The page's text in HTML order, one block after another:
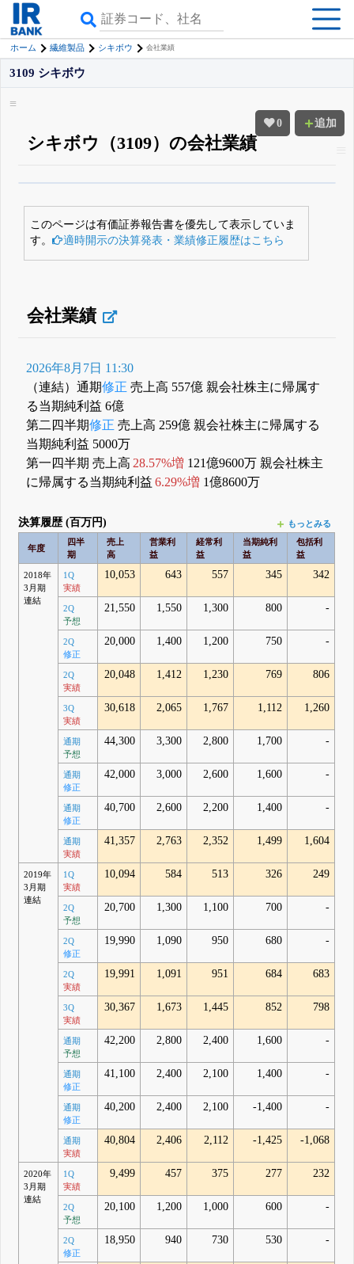
ホーム 繊維製品 シキボウ 会社業績
0 追加
3109 シキボウ
シキボウ（3109）の会社業績
詳しく見られる無料でβ版をはじめる
登録すると永久30%OFFと米株版の先行利用も付きます
このページは有価証券報告書を優先して表示していま
す。
適時開示の決算発表・業績修正履歴はこちら
会社業績
2026年8月7日 11:30
（連結）通期修正 売上高 557億 親会社株主に帰属す
る当期純利益 6億
第二四半期修正 売上高 259億 親会社株主に帰属する
当期純利益 5000万
第一四半期 売上高 28.57%増 121億9600万 親会社株主
に帰属する当期純利益 6.29%増 1億8600万
決算履歴 (百万円) もっとみる
年度
四半
期
売上
高
営業利
益
経常利
益
当期純利
益
包括利
益
2018年
3月期
連結
1Q
実績
10,053 643 557 345 342
2Q
予想
21,550 1,550 1,300 800 -
2Q
修正
20,000 1,400 1,200 750 -
2Q
実績
20,048 1,412 1,230 769 806
3Q
実績
30,618 2,065 1,767 1,112 1,260
通期
予想
44,300 3,300 2,800 1,700 -
通期
修正
42,000 3,000 2,600 1,600 -
通期
修正
40,700 2,600 2,200 1,400 -
通期
実績
41,357 2,763 2,352 1,499 1,604
2019年
3月期
連結
1Q
実績
10,094 584 513 326 249
2Q
予想
20,700 1,300 1,100 700 -
2Q
修正
19,990 1,090 950 680 -
2Q
実績
19,991 1,091 951 684 683
3Q
実績
30,367 1,673 1,445 852 798
通期
予想
42,200 2,800 2,400 1,600 -
通期
修正
41,100 2,400 2,100 1,400 -
通期
修正
40,200 2,400 2,100 -1,400 -
通期
実績
40,804 2,406 2,112 -1,425 -1,068
2020年
3月期
連結
1Q
実績
9,499 457 375 277 232
2Q
予想
20,100 1,200 1,000 600 -
2Q
修正
18,950 940 730 530 -